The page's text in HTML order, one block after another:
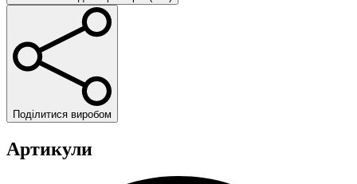
Поділитися виробом
Артикули